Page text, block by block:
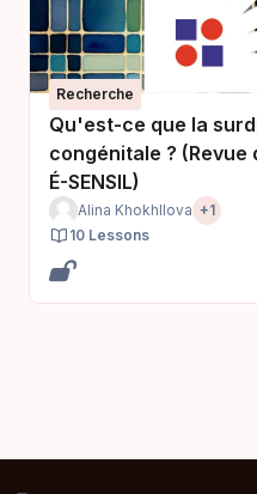
Recherche
Qu'est-ce que la
congénitale ?
É-SENSIL)
Alina Khokhllova +1
10 Lessons